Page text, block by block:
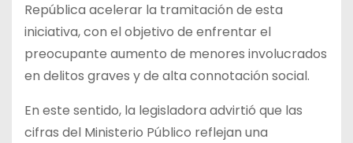
República acelerar la tramitación de esta
iniciativa, con el objetivo de enfrentar el
preocupante aumento de menores involucrados
en delitos graves y de alta connotación social.
En este sentido, la legisladora advirtió que las
cifras del Ministerio Público reflejan una